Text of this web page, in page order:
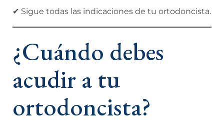
✔ Sigue todas las indicaciones de tu ortodoncista.
¿Cuándo debes
acudir a tu
ortodoncista?